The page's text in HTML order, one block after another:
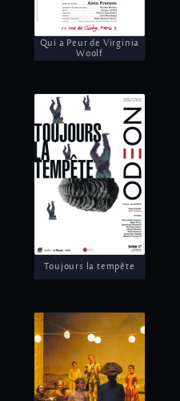
Qui a Peur de Virginia
Woolf
Toujours la tempête